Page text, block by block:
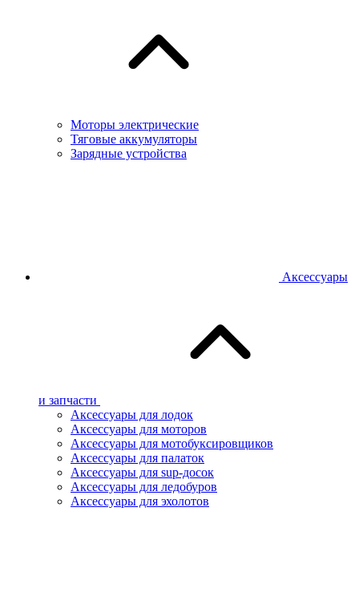
Моторы электрические
Тяговые аккумуляторы
Зарядные устройства
Аксессуары
и запчасти
Аксессуары для лодок
Аксессуары для моторов
Аксессуары для мотобуксировщиков
Аксессуары для палаток
Аксессуары для sup-досок
Аксессуары для ледобуров
Аксессуары для эхолотов